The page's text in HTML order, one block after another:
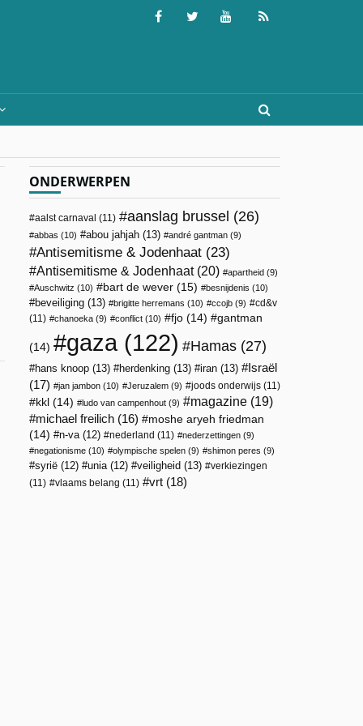
ONDERWERPEN
aalst carnaval (11) aanslag brussel (26)
abbas (10) abou jahjah (13) andré gantman (9)
Antisemitisme & Jodenhaat (23)
Antisemitisme & Jodenhaat(20) apartheid (9)
Auschwitz (10) bart de wever (15) besnijdenis (10)
beveiliging (13) brigitte herremans (10) ccojb (9)
cd&v
(11)
chanoeka (9) conflict (10) fjo (14) gantman
(14) gaza(122) Hamas (27)
hans knoop (13) herdenking (13) iran (13)
Israël
(17)
jan jambon (10) Jeruzalem (9) joods onderwijs (11)
kkl (14) ludo van campenhout (9) magazine (19)
michael freilich (16)
moshe aryeh friedman
(14)
n-va(12) nederland (11) nederzettingen (9)
negationisme (10) olympische spelen (9) shimon peres (9)
syrië (12) unia(12) veiligheid (13)
verkiezingen
(11)
vlaams belang (11) vrt (18)